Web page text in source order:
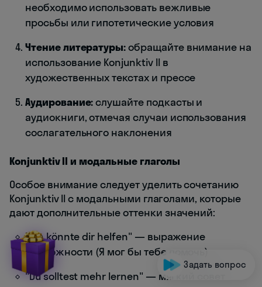
необходимо использовать вежливые
просьбы или гипотетические условия
Чтение литературы:обращайте внимание на
использование Konjunktiv II в
художественных текстах и прессе
Аудирование:слушайте подкасты и
аудиокниги, отмечая случаи использования
сослагательного наклонения
Konjunktiv II и модальные глаголы
Особое внимание следует уделить сочетанию
Konjunktiv II с модальными глаголами, которые
дают дополнительные оттенки значений:
"Ich könnte dir helfen" — выражение
возможности (Я мог бы тебе помочь)
"Du solltest mehr lernen" — мягкий совет
Задать вопрос